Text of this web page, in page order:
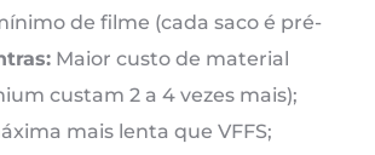
de filme (cada saco é pré-
Maior custo de material
custam 2 a 4 vezes mais);
mais lenta que VFFS;